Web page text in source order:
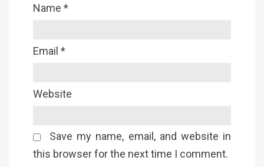
Name *
Email *
Website
Save my name, email, and website in
this browser for the next time I comment.